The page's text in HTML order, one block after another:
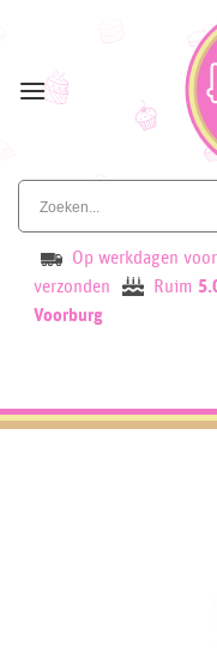
content
Op werkdagen voor
verzonden
Ruim
Voorburg